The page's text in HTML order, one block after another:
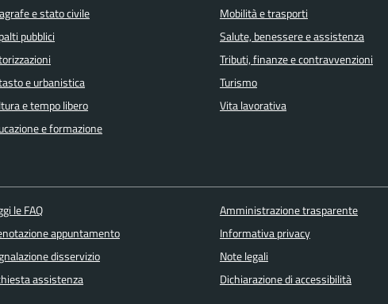
e stato civile
pubblici
e urbanistica
e tempo libero
e formazione
Mobilità e trasporti
Salute, benessere e assistenza
Tributi, finanze e contravvenzioni
Turismo
Vita lavorativa
le FAQ
appuntamento
disservizio
assistenza
Amministrazione trasparente
Informativa privacy
Note legali
Dichiarazione di accessibilità